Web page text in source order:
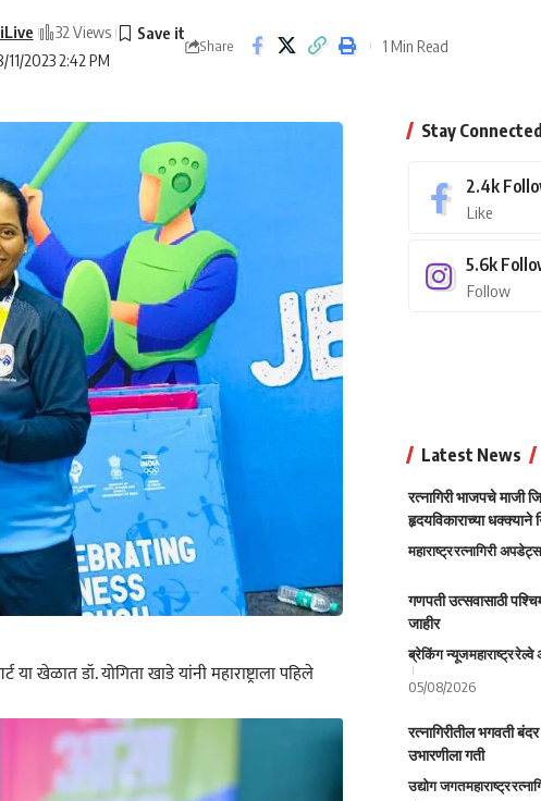
2023 2:42 PM
32 Views
Share 1 Min Read
खेळात डॉ. योगिता खाडे यांनी महाराष्ट्राला पहिले
Stay Connected
2.4k
Like
5.6k
Follow
Latest News
रत्नागिरी भाजपचे माजी
हृदयविकाराच्या धक्क्याने
महाराष्ट्ररत्नागिरी अपडेट्स
गणपती उत्सवासाठी
जाहीर
ब्रेकिंग न्यूजमहाराष्ट्ररेल्वे
05/08/2026
रत्नागिरीतील भगवती
उभारणीला गती
उद्योग जगतमहाराष्ट्र